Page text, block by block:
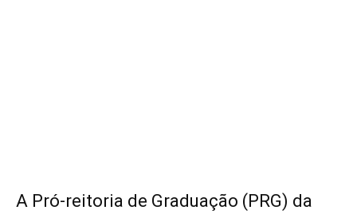
A Pró-reitoria de Graduação (PRG) da